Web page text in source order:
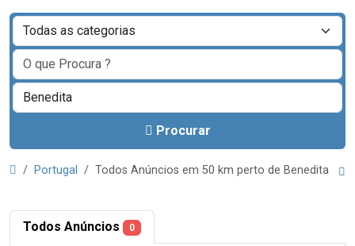
Procurar
Portugal Todos Anúncios em 50 km perto de Benedita
Todos Anúncios 0